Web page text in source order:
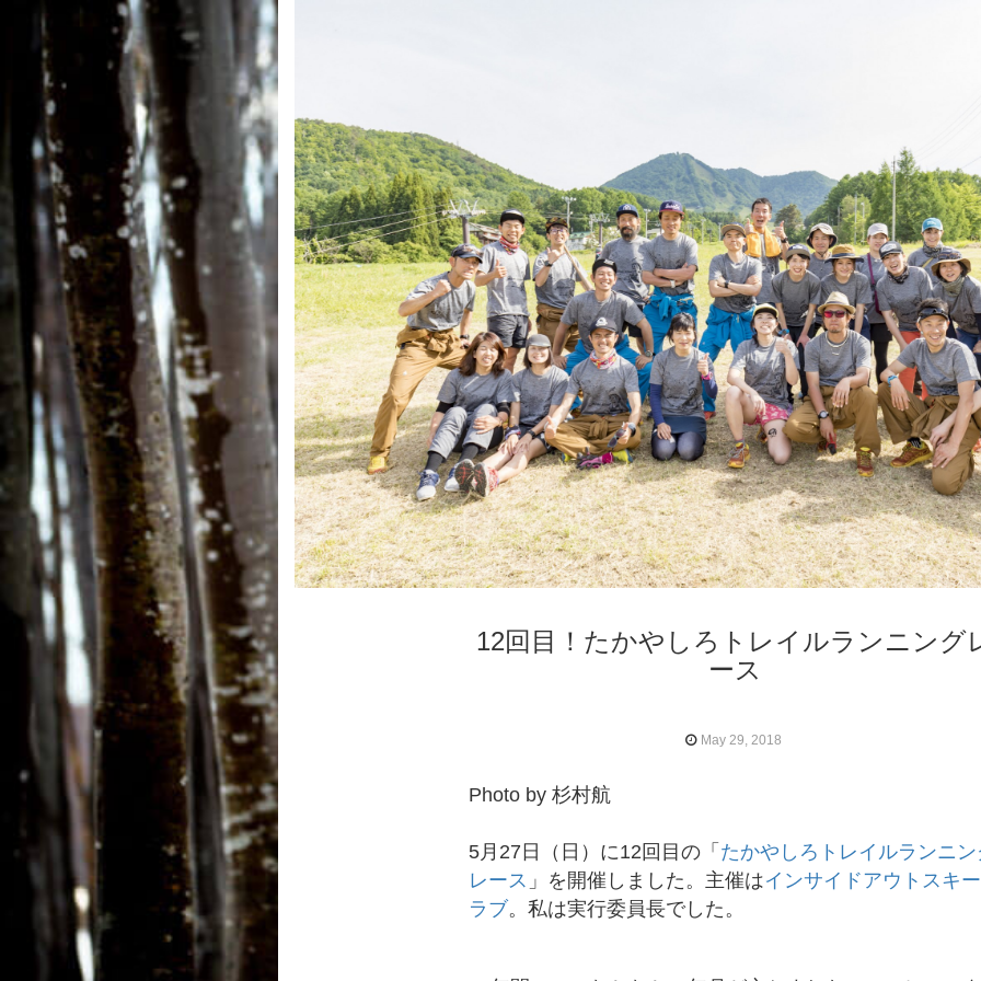
12回目！たかやしろトレイルランニング
ース
May 29, 2018
Photo by 杉村航
5月27日（日）に12回目の「 たかやしろトレイルランニン
レース 」を開催しました。主催はインサイドアウトスキ
ラブ。私は実行委員長でした。